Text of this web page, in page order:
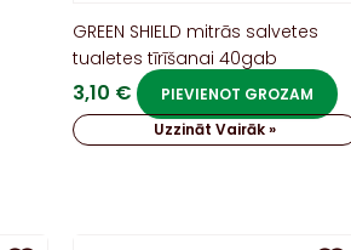
GREEN SHIELD mitrās salvetes
tualetes tīrīšanai 40gab
3,10 €
PIEVIENOT GROZAM
Uzzināt Vairāk »